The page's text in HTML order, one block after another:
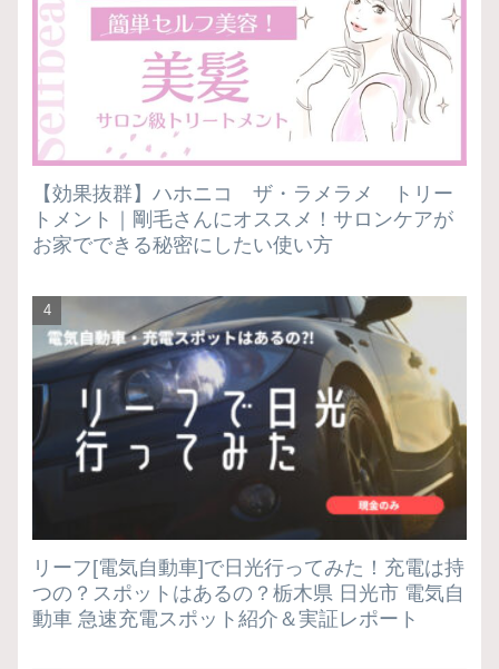
【効果抜群】ハホニコ ザ・ラメラメ トリー
トメント｜剛毛さんにオススメ！サロンケアが
お家でできる秘密にしたい使い方
リーフ[電気自動車]で日光行ってみた！充電は持
つの？スポットはあるの？栃木県 日光市 電気自
動車 急速充電スポット紹介＆実証レポート